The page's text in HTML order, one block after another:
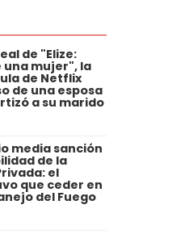
de "Elize:
una mujer", la
de Netflix
de una esposa
a su marido
media sanción
de la
el
que ceder en
del Fuego